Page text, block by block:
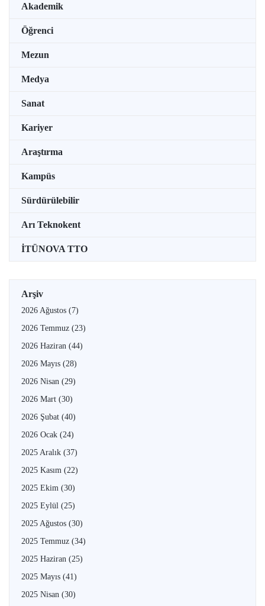
Akademik
Öğrenci
Mezun
Medya
Sanat
Kariyer
Araştırma
Kampüs
Sürdürülebilir
Arı Teknokent
İTÜNOVA TTO
Arşiv
2026 Ağustos (7)
2026 Temmuz (23)
2026 Haziran (44)
2026 Mayıs (28)
2026 Nisan (29)
2026 Mart (30)
2026 Şubat (40)
2026 Ocak (24)
2025 Aralık (37)
2025 Kasım (22)
2025 Ekim (30)
2025 Eylül (25)
2025 Ağustos (30)
2025 Temmuz (34)
2025 Haziran (25)
2025 Mayıs (41)
2025 Nisan (30)